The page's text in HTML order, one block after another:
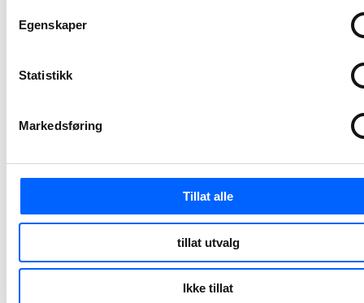
Egenskaper
Statistikk
Markedsføring
Tillat alle
tillat utvalg
Ikke tillat
og bygging av
Nesodden kommune og NCC har inngått en utviklingskontrakt for rehabilitering av Nesoddtangen skole og samfunnshus, samt oppføring av en ny flerbrukshall.